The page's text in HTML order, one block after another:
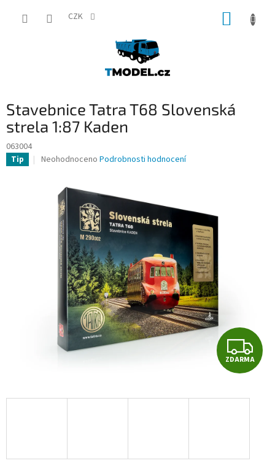
CZK
Stavebnice Tatra T68 Slovenská
strela 1:87 Kaden
063004
Tip
Průměrné
hvězdiček.
Neohodnoceno Podrobnosti hodnocení
Z
D
ZDARMA